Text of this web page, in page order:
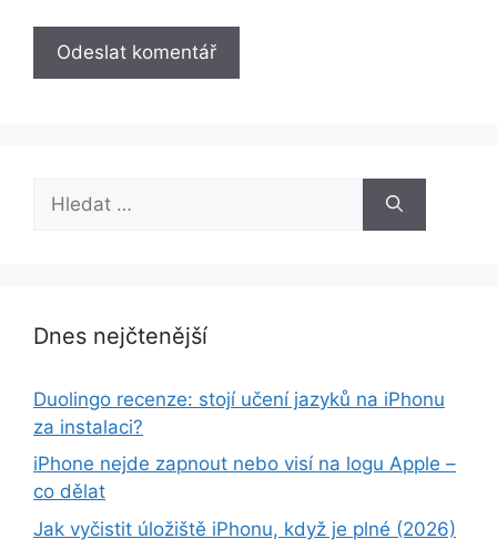
Dnes nejčtenější
Duolingo recenze: stojí učení jazyků na iPhonu
za instalaci?
iPhone nejde zapnout nebo visí na logu Apple –
co dělat
Jak vyčistit úložiště iPhonu, když je plné (2026)